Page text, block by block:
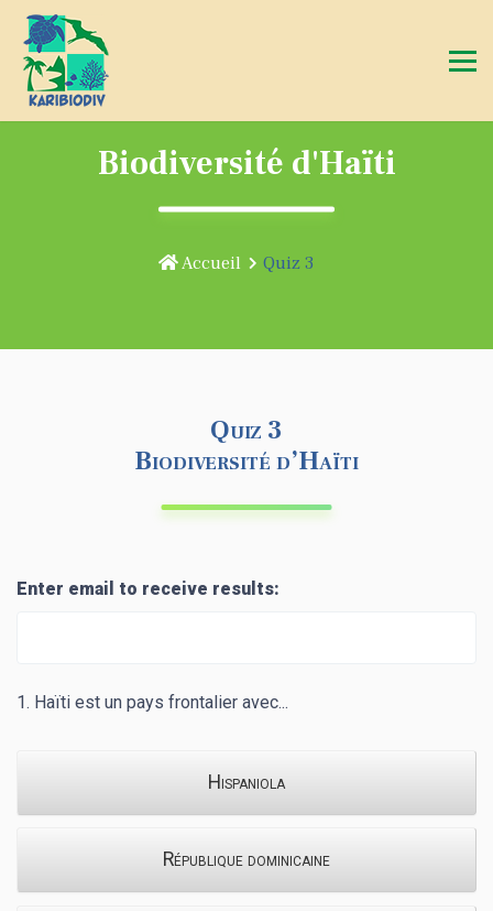
Biodiversité d'Haïti
Accueil Quiz 3
Quiz 3
Biodiversité d’Haïti
Enter email to receive results:
1. Haïti est un pays frontalier avec...
Hispaniola
République dominicaine